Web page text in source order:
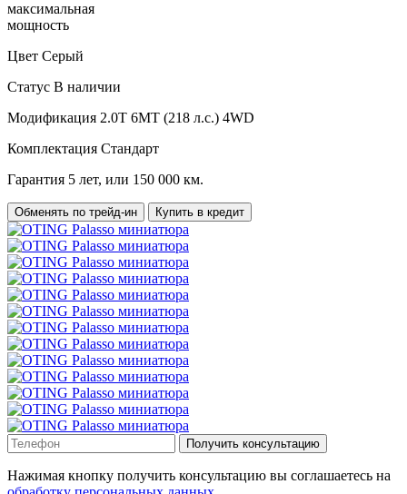
максимальная
мощность
Цвет Серый
Статус В наличии
Модификация 2.0T 6MT (218 л.с.) 4WD
Комплектация Стандарт
Гарантия 5 лет, или 150 000 км.
Обменять по трейд-ин Купить в кредит
Получить консультацию
Нажимая кнопку получить консультацию вы соглашаетесь на